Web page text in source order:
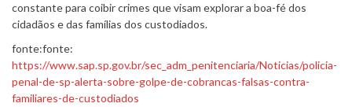
constante para coibir crimes que visam explorar a boa-fé dos
cidadãos e das famílias dos custodiados.
fonte:fonte:
https://www.sap.sp.gov.br/sec_adm_penitenciaria/Noticias/policia-
penal-de-sp-alerta-sobre-golpe-de-cobrancas-falsas-contra-
familiares-de-custodiados